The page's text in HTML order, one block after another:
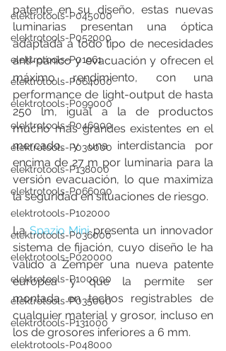
elektrotools-P045000
elektrotools-P052000
elektrotools-P01961
elektrotools-P064000
elektrotools-P099000
elektrotools-P046000
elektrotools-P030000
elektrotools-P138000
elektrotools-P066000
elektrotools-P102000
elektrotools-P036000
elektrotools-P020000
elektrotools-P100000
elektrotools-P035000
elektrotools-P131000
elektrotools-P048000
patente en su diseño, estas nuevas
luminarias presentan una óptica
adaptada a todo tipo de necesidades
anti-pánico y evacuación y ofrecen el
máximo rendimiento, con una
performance de light-output de hasta
250 lm, igual a la de productos
mucho más grandes existentes en el
mercado, y una interdistancia por
encima de 27 m por luminaria para la
versión evacuación, lo que maximiza
la seguridad en situaciones de riesgo.
La Spazio Mini presenta un innovador
sistema de fijación, cuyo diseño le ha
valido a Zemper una nueva patente
europea y que la permite ser
montada en techos registrables de
cualquier material y grosor, incluso en
los de grosores inferiores a 6 mm.